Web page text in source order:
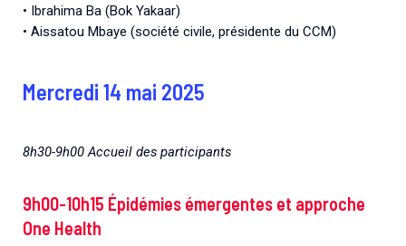
• Ibrahima Ba (Bok Yakaar)
• Aissatou Mbaye (société civile, présidente du CCM)
Mercredi 14 mai 2025
8h30-9h00 Accueil des participants
9h00-10h15 Épidémies émergentes et approche
One Health